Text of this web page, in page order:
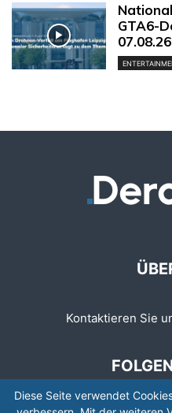
GTA6-
07.08.26
Kontaktieren Sie
Diese Seite verwendet